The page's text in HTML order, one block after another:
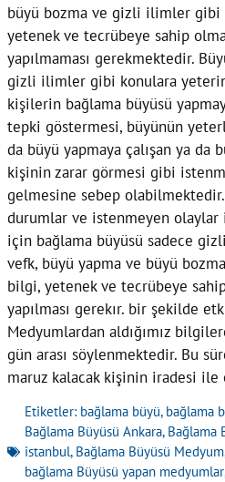
büyü bozma ve gizli ilimler
yetenek ve tecrübeye sahip
yapılmaması gerekmektedir.
gizli ilimler gibi konulara
kişilerin bağlama büyüsü
tepki göstermesi, büyünün
da büyü yapmaya çalışan ya da
kişinin zarar görmesi gibi
gelmesine sebep
durumlar ve istenmeyen olaylar
için bağlama büyüsü sadece
vefk, büyü yapma ve büyü
bilgi, yetenek ve tecrübeye
yapılması gerekır. bir şekilde
Medyumlardan aldığımız
gün arası söylenmektedir. Bu
maruz kalacak kişinin iradesi ile
Etiketler: bağlama büyü, bağlama
Bağlama Büyüsü Ankara, Bağlama
istanbul, Bağlama Büyüsü Medyum
bağlama Büyüsü yapan medyumlar